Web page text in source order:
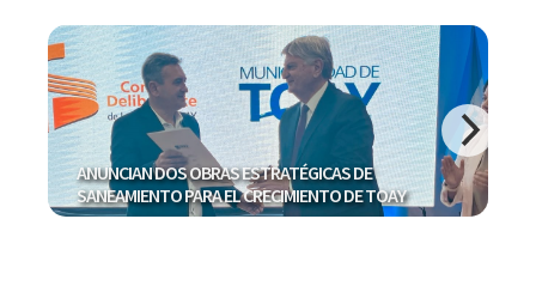
Rojas contra el cierre de la oficina del Correo
Argentino